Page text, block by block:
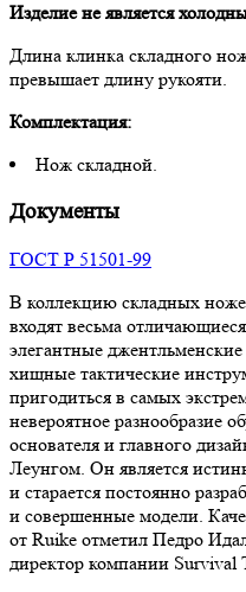
Изделие не является
Длина клинка складного
превышает длину рукояти.
Комплектация:
Нож складной.
Документы
ГОСТ Р 51501-99
В коллекцию складных
входят весьма
элегантные
хищные тактические
пригодиться в самых
невероятное разнообразие
основателя и главного
Леунгом. Он является
и старается постоянно
и совершенные модели.
от Ruike отметил Педро
директор компании Survival